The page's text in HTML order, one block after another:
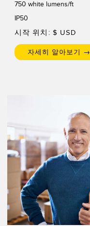
750 white lumens/ft
IP50
시작 위치: $ USD
자세히 알아보기 →